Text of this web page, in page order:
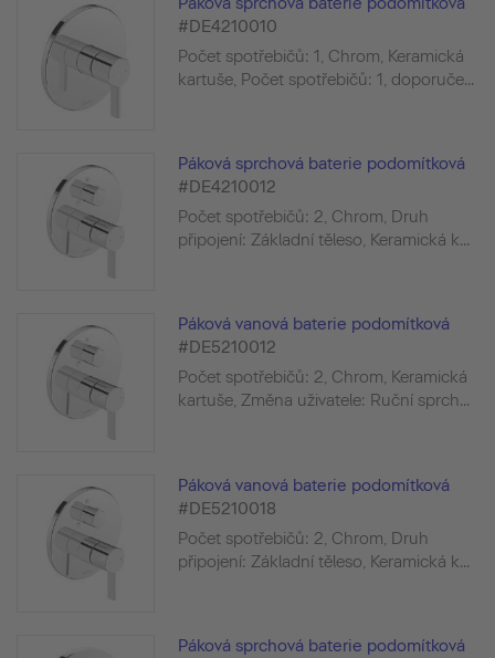
#DE4210010
Počet spotřebičů: 1, Chrom, Keramická
kartuše, Počet spotřebičů: 1, doporuče...
Páková sprchová baterie podomítková
#DE4210012
Počet spotřebičů: 2, Chrom, Druh
připojení: Základní těleso, Keramická k...
Páková vanová baterie podomítková
#DE5210012
Počet spotřebičů: 2, Chrom, Keramická
kartuše, Změna uživatele: Ruční sprch...
Páková vanová baterie podomítková
#DE5210018
Počet spotřebičů: 2, Chrom, Druh
připojení: Základní těleso, Keramická k...
Páková sprchová baterie podomítková